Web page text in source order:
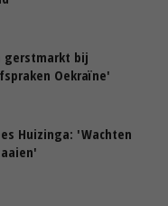
gerstmarkt bij
Oekraïne'
Huizinga: 'Wachten